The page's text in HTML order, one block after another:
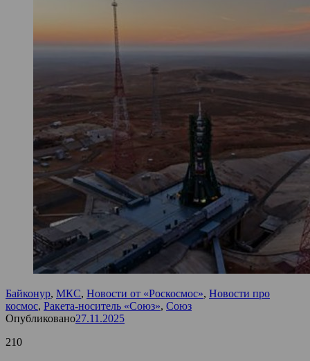
Байконур, МКС, Новости от «Роскосмос», Новости про
космос, Ракета-носитель «Союз», Союз
Опубликовано27.11.2025
210